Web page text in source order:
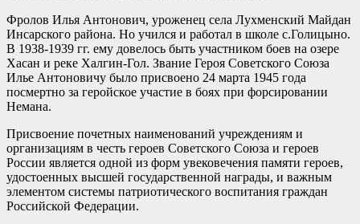
Фролов Илья Антонович, уроженец села Лухменский Майдан
Инсарского района. Но учился и работал в школе с.Голицыно.
В 1938-1939 гг. ему довелось быть участником боев на озере
Хасан и реке Халгин-Гол. Звание Героя Советского Союза
Илье Антоновичу было присвоено 24 марта 1945 года
посмертно за геройское участие в боях при форсировании
Немана.
Присвоение почетных наименований учреждениям и
организациям в честь героев Советского Союза и героев
России является одной из форм увековечения памяти героев,
удостоенных высшей государственной награды, и важным
элементом системы патриотического воспитания граждан
Российской Федерации.